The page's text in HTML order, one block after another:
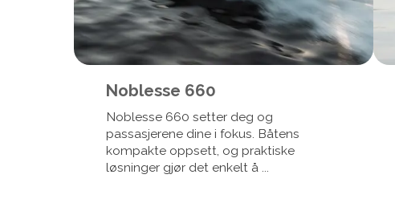
Noblesse 660
Noblesse 660 setter deg og
passasjerene dine i fokus. Båtens
kompakte oppsett, og praktiske
løsninger gjør det enkelt å ...